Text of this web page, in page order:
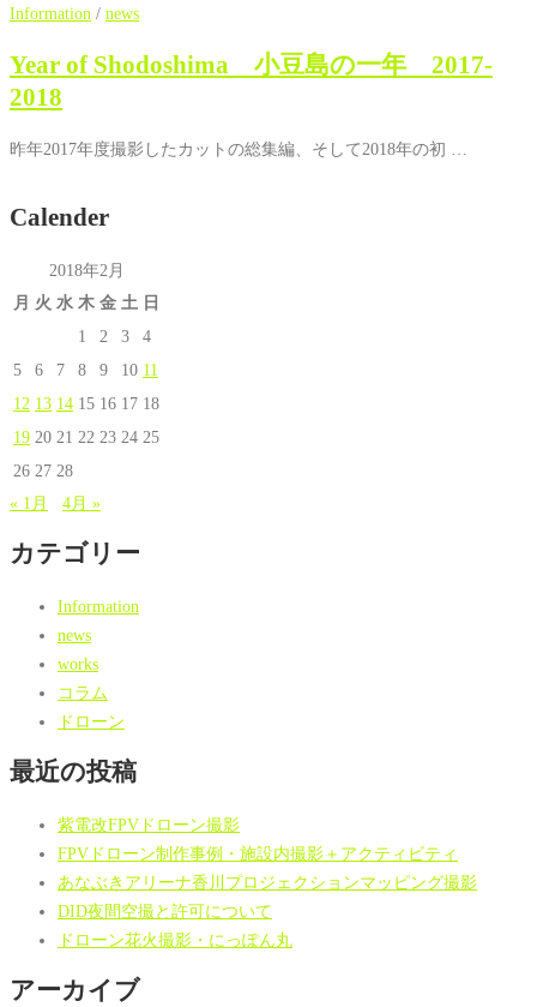
Information / news
Year of Shodoshima 小豆島の一年 2017-
2018
昨年2017年度撮影したカットの総集編、そして2018年の初 …
Calender
2018年2月
月 火 水 木 金 土 日
1
2 3
4
5
6 7 8 9 10 11
12 13 14 15 16 17 18
19 20 21 22 23 24 25
26 27 28
« 1月
4月 »
カテゴリー
Information
news
works
コラム
ドローン
最近の投稿
紫電改FPVドローン撮影
FPVドローン制作事例・施設内撮影＋アクティビティ
あなぶきアリーナ香川プロジェクションマッピング撮影
DID夜間空撮と許可について
ドローン花火撮影・にっぽん丸
アーカイブ